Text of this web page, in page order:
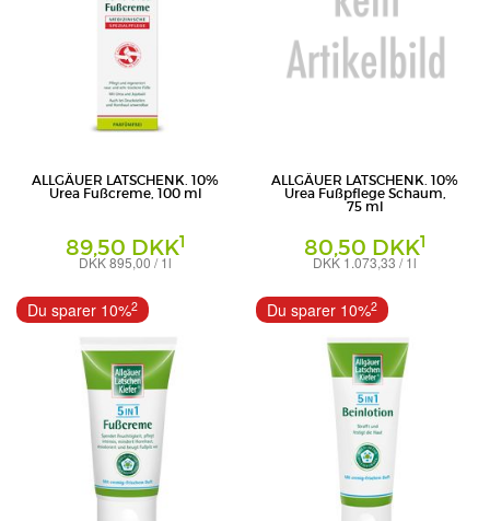
ALLGÄUER LATSCHENK. 10%
Urea Fußcreme, 100 ml
89,50 DKK1
DKK 895,00 / 1l
Dr. Theiss Naturwaren GmbH
ALLGÄUER LATSCHENK. 10%
Urea Fußpflege Schaum,
75 ml
80,50 DKK1
DKK 1.073,33 / 1l
Dr. Theiss Naturwaren GmbH
Du sparer 10%2 Du sparer 10%2